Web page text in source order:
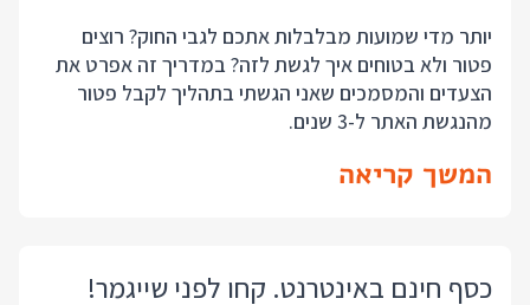
יותר מדי שמועות מבלבלות אתכם לגבי החוק? רוצים
פטור ולא בטוחים איך לגשת לזה? במדריך זה אפרט את
הצעדים והמסמכים שאני הגשתי בתהליך לקבל פטור
מהנגשת האתר ל-3 שנים.
המשך קריאה
כסף חינם באינטרנט. קחו לפני שייגמר!